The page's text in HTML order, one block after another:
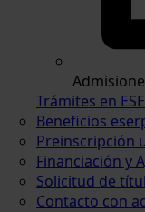
Trámites en
Beneficios
Preinscripción
Financiación y
Solicitud de
Contacto con